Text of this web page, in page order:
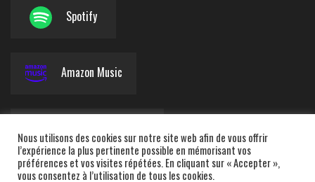
Spotify
Amazon Music
Nous utilisons des cookies sur notre site web afin de vous offrir
l’expérience la plus pertinente possible en mémorisant vos
préférences et vos visites répétées. En cliquant sur « Accepter »,
vous consentez à l’utilisation de tous les cookies.